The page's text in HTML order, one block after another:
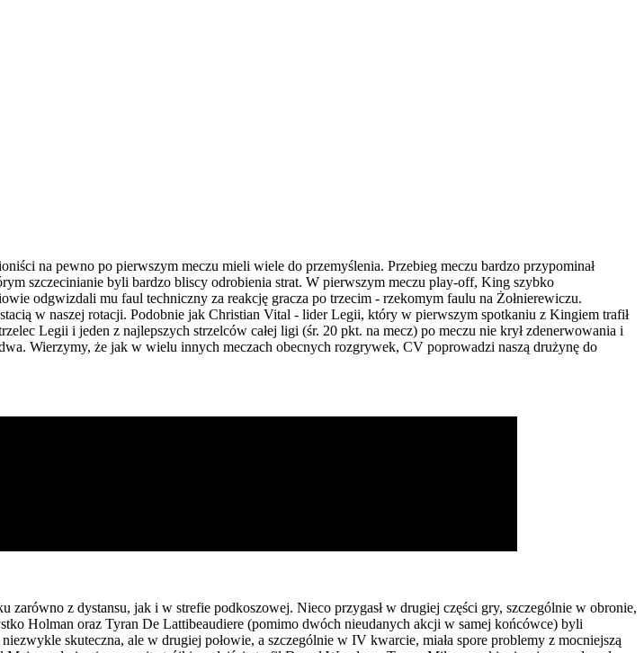
na pewno po pierwszym meczu mieli wiele do przemyślenia. Przebieg meczu bardzo przypominał
szczecinianie byli bardzo bliscy odrobienia strat. W pierwszym meczu play-off, King szybko
odgwizdali mu faul techniczny za reakcję gracza po trzecim - rzekomym faulu na Żołnierewiczu.
w naszej rotacji. Podobnie jak Christian Vital - lider Legii, który w pierwszym spotkaniu z Kingiem trafił
Legii i jeden z najlepszych strzelców całej ligi (śr. 20 pkt. na mecz) po meczu nie krył zdenerwowania i
Wierzymy, że jak w wielu innych meczach obecnych rozgrywek, CV poprowadzi naszą drużynę do
z dystansu, jak i w strefie podkoszowej. Nieco przygasł w drugiej części gry, szczególnie w obronie,
Holman oraz Tyran De Lattibeaudiere (pomimo dwóch nieudanych akcji w samej końcówce) byli
skuteczna, ale w drugiej połowie, a szczególnie w IV kwarcie, miała spore problemy z mocniejszą